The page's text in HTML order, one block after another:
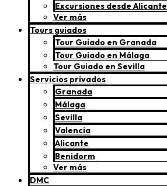
Excursiones desde Alicante
Ver más
Tours guiados
Tour Guiado en Granada
Tour Guiado en Málaga
Tour Guiado en Sevilla
Servicios privados
Granada
Málaga
Sevilla
Valencia
Alicante
Benidorm
Ver más
DMC